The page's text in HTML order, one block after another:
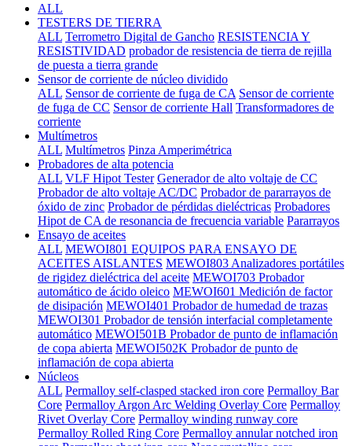
ALL
TESTERS DE TIERRA
ALL Terrometro Digital de Gancho RESISTENCIA Y
RESISTIVIDAD probador de resistencia de tierra de rejilla
de puesta a tierra grande
Sensor de corriente de núcleo dividido
ALL Sensor de corriente de fuga de CA Sensor de corriente
de fuga de CC Sensor de corriente Hall Transformadores de
corriente
Multímetros
ALL Multímetros Pinza Amperimétrica
Probadores de alta potencia
ALL VLF Hipot Tester Generador de alto voltaje de CC
Probador de alto voltaje AC/DC Probador de pararrayos de
óxido de zinc Probador de pérdidas dieléctricas Probadores
Hipot de CA de resonancia de frecuencia variable Pararrayos
Ensayo de aceites
ALL MEWOI801 EQUIPOS PARA ENSAYO DE
ACEITES AISLANTES MEWOI803 Analizadores portátiles
de rigidez dieléctrica del aceite MEWOI703 Probador
automático de ácido oleico MEWOI601 Medición de factor
de disipación MEWOI401 Probador de humedad de trazas
MEWOI301 Probador de tensión interfacial completamente
automático MEWOI501B Probador de punto de inflamación
de copa abierta MEWOI502K Probador de punto de
inflamación de copa abierta
Núcleos
ALL Permalloy self-clasped stacked iron core Permalloy Bar
Core Permalloy Argon Arc Welding Overlay Core Permalloy
Rivet Overlay Core Permalloy winding runway core
Permalloy Rolled Ring Core Permalloy annular notched iron